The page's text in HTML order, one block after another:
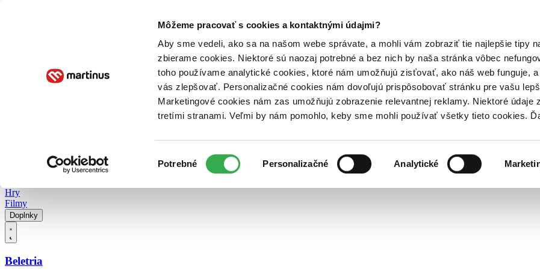
Môžeme pracovať s cookies a kontaktnými údajmi?
Aby sme vedeli, ako sa na našom webe správate, a mohli vám zobraziť tie najlepšie tipy
zbierame cookies. Niektoré sú naozaj potrebné a bez nich by naša stránka vôbec
toho používame analytické cookies, ktoré nám umožňujú zisťovať, ako náš web funguje, a
vás zlepšovať. Personalizačné cookies nám dovoľujú prispôsobovať stránku pre vašu
Marketingové cookies nám zas umožňujú zobrazenie relevantnej reklamy. Niektoré údaje
tretími stranami. Veľmi by nám pomohlo, keby sme mohli používať všetky tieto cookies.
súhlasu
Potrebné Personalizačné Analytické
Poukážky Kontakt
Hry
Filmy
Doplnky
Beletria